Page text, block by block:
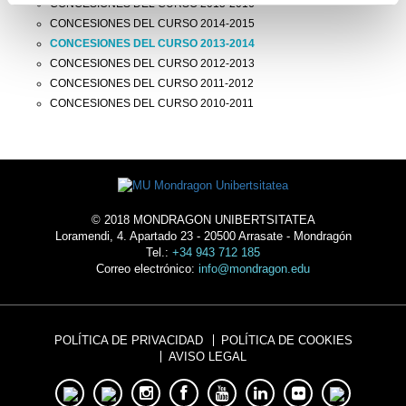
CONCESIONES DEL CURSO 2015-2016
CONCESIONES DEL CURSO 2014-2015
CONCESIONES DEL CURSO 2013-2014
CONCESIONES DEL CURSO 2012-2013
CONCESIONES DEL CURSO 2011-2012
CONCESIONES DEL CURSO 2010-2011
© 2018 MONDRAGON UNIBERTSITATEA
Loramendi, 4. Apartado 23 - 20500 Arrasate - Mondragón
Tel.: +34 943 712 185
Correo electrónico: info@mondragon.edu
POLÍTICA DE PRIVACIDAD
POLÍTICA DE COOKIES
AVISO LEGAL